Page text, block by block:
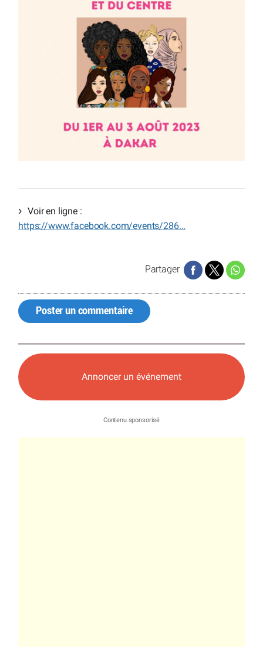
Voir en ligne :
https://www.facebook.com/events/286...
Partager
Poster un commentaire
Annoncer un événement